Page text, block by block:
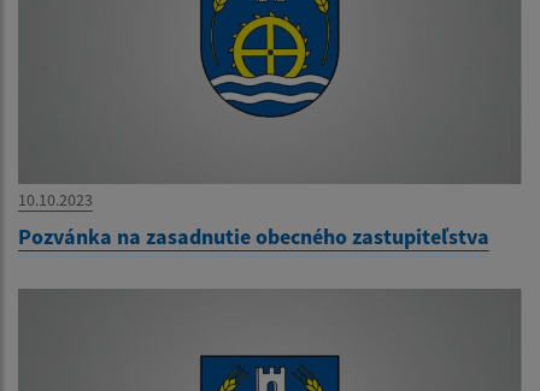
10.10.2023
Pozvánka na zasadnutie obecného zastupiteľstva